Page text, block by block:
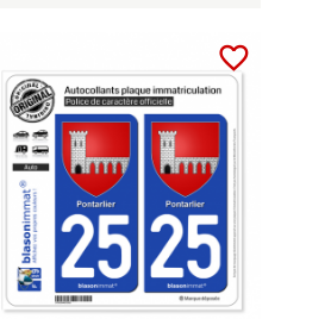
favorite_border